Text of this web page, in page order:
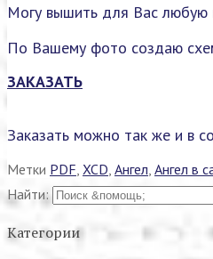
Могу вышить для Вас любую
По Вашему фото создаю
ЗАКАЗАТЬ
Заказать можно так же и в
Метки PDF XCD Ангел Ангел в
Найти:
Категории